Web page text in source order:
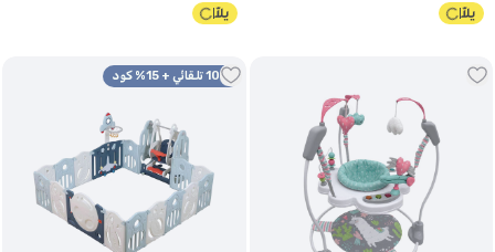
10% تلقائي + 15% كود